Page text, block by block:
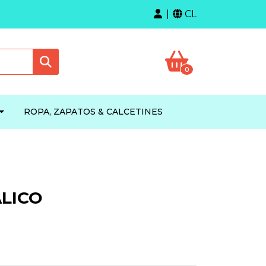
CL
0
ROPA, ZAPATOS & CALCETINES